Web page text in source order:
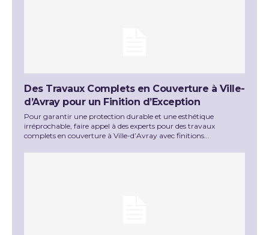
Des Travaux Complets en Couverture à Ville-
d’Avray pour un Finition d’Exception
Pour garantir une protection durable et une esthétique
irréprochable, faire appel à des experts pour des travaux
complets en couverture à Ville-d’Avray avec finitions...